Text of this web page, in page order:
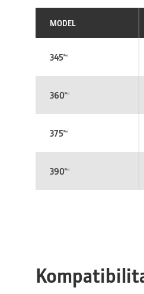
MODEL
345Pro
360Pro
375Pro
390Pro